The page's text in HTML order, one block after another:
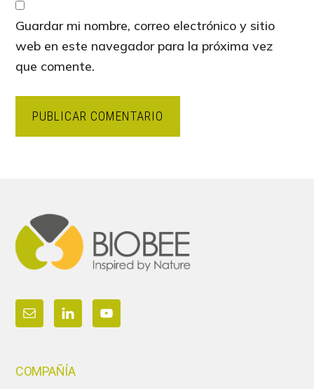
Guardar mi nombre, correo electrónico y sitio
web en este navegador para la próxima vez
que comente.
COMPAÑÍA